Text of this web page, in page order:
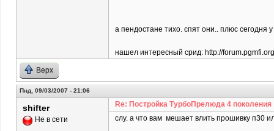
а пендостане тихо. спят они.. плюс сегодня
нашел интересный срид: http://
Верх
Пнд, 09/03/2007 - 21:06
shifter
Не в сети
Re: Постройка ТурбоПрелюда 4 поколения
слу. а что вам мешает влить прошивку п30